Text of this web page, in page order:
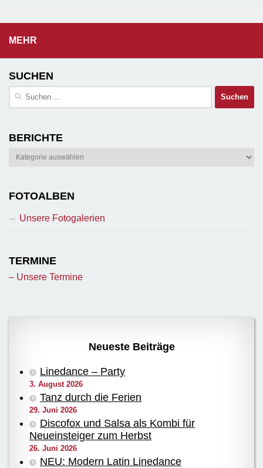
MEHR
SUCHEN
Suchen
BERICHTE
Berichte
FOTOALBEN
Unsere Fotogalerien
TERMINE
– Unsere Termine
Neueste Beiträge
Linedance – Party
3. August 2026
Tanz durch die Ferien
29. Juni 2026
Discofox und Salsa als Kombi für
Neueinsteiger zum Herbst
26. Juni 2026
NEU: Modern Latin Linedance